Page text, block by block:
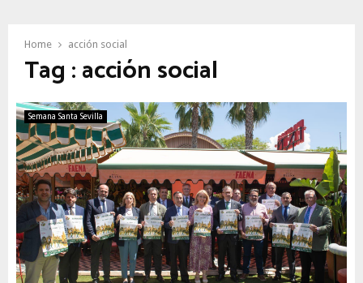
Home acción social
Tag : acción social
Semana Santa Sevilla